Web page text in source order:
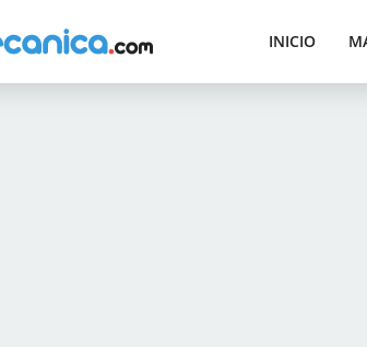
INICIO